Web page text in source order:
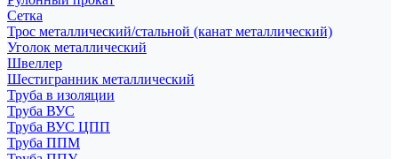
Сетка
Трос металлический/стальной (канат металлический)
Уголок металлический
Швеллер
Шестигранник металлический
Труба в изоляции
Труба ВУС
Труба ВУС ЦПП
Труба ППМ